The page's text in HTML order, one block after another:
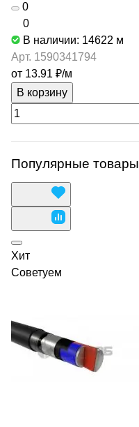
0
0
В наличии: 14622 м
Арт. 1590341794
от 13.91 ₽/м
В корзину
Популярные товары
Хит
Советуем